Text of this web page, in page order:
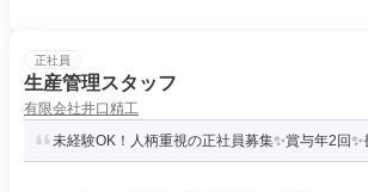
正社員
生産管理スタッフ
有限会社井口精工
未経験OK！人柄重視の正社員募集✨賞与年2回✨